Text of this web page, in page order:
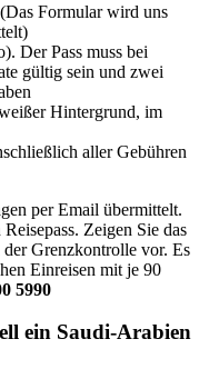
Formular wird uns
Der Pass muss bei
gültig sein und zwei
Hintergrund, im
aller Gebühren
per Email übermittelt.
Zeigen Sie das
Grenzkontrolle vor. Es
Einreisen mit je 90
5990
ein Saudi-Arabien